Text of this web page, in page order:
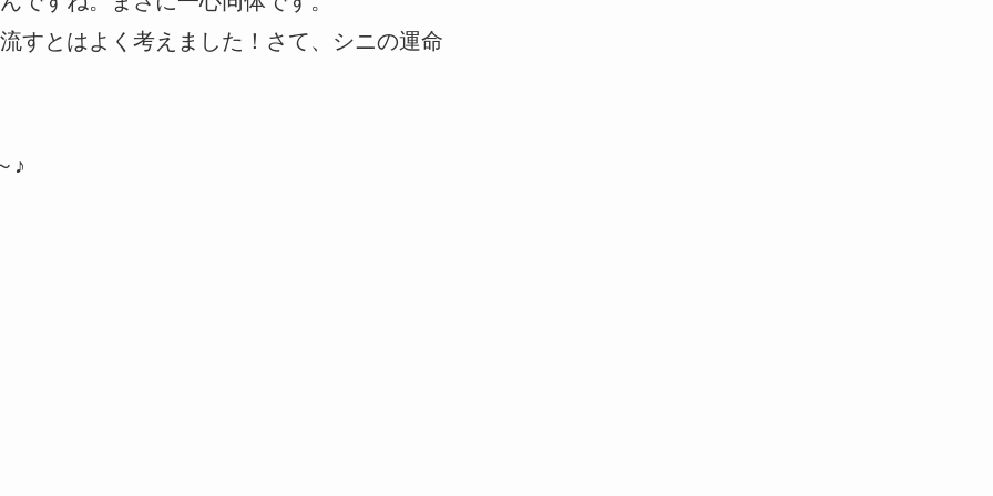
すとはよく考えました！さて、シニの運命
♪